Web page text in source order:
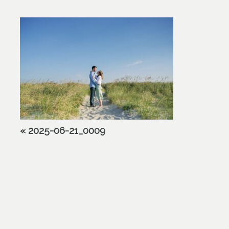
« 2025-06-21_0009